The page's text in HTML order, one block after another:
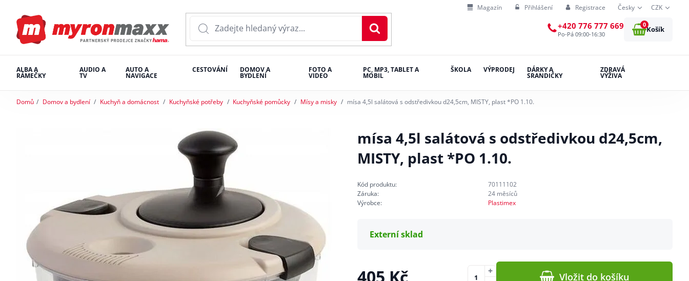
Magazín Přihlášení Registrace Česky CZK
+420 776 777 669
Po-Pá 09:00-16:30
0
Košík
ALBA A
RÁMEČKY
AUDIO A
TV
AUTO A
NAVIGACE
CESTOVÁNÍ DOMOV A
BYDLENÍ
FOTO A
VIDEO
PC, MP3, TABLET A
MOBIL
ŠKOLA VÝPRODEJ DÁRKY A
SRANDIČKY
ZDRAVÁ
VÝŽIVA
Domů Domov a bydlení Kuchyň a domácnost Kuchyňské potřeby Kuchyňské pomůcky Mísy a misky mísa 4,5l salátová s odstředivkou d24,5cm, MISTY, plast *PO 1.10.
mísa 4,5l salátová s odstředivkou d24,5cm,
MISTY, plast *PO 1.10.
Kód produktu:
70111102
Záruka:
24 měsíců
Výrobce:
Plastimex
Externí sklad
+ Vložit do košíku